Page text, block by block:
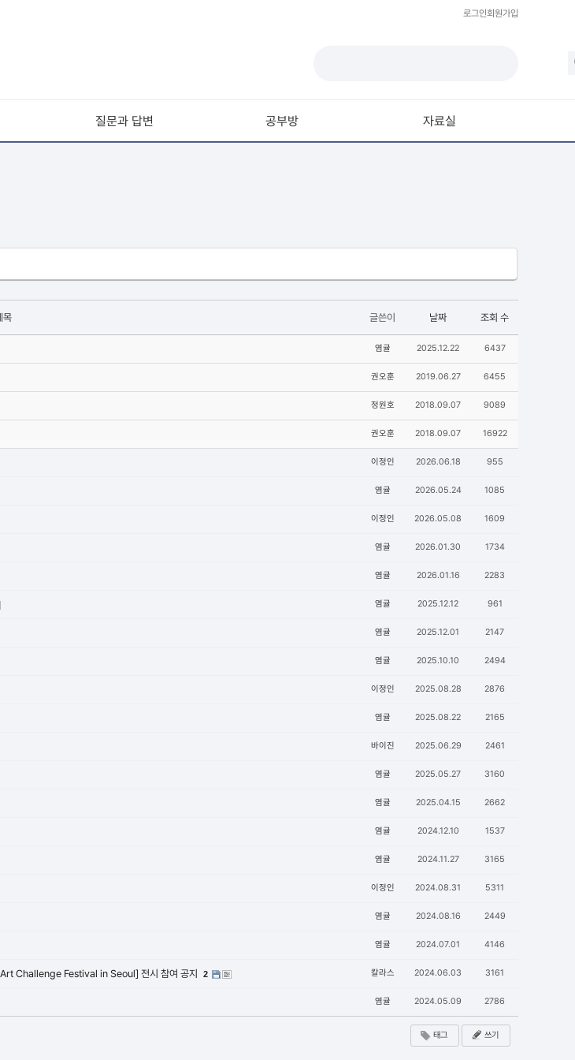
로그인회원가입
질문과 답변 공부방 자료실
기타
목 글쓴이 날짜 조회 수
염귤 2025.12.22 6437
권오훈 2019.06.27 6455
정원호 2018.09.07 9089
권오훈 2018.09.07 16922
이정인 2026.06.18 955
염귤 2026.05.24 1085
이정인 2026.05.08 1609
염귤 2026.01.30 1734
염귤 2026.01.16 2283
염귤 2025.12.12 961
염귤 2025.12.01 2147
염귤 2025.10.10 2494
이정인 2025.08.28 2876
염귤 2025.08.22 2165
바이진 2025.06.29 2461
염귤 2025.05.27 3160
염귤 2025.04.15 2662
염귤 2024.12.10 1537
염귤 2024.11.27 3165
이정인 2024.08.31 5311
염귤 2024.08.16 2449
염귤 2024.07.01 4146
Challenge Festival in Seoul] 전시 참여 공지 2 칼라스 2024.06.03 3161
염귤 2024.05.09 2786
태그 쓰기